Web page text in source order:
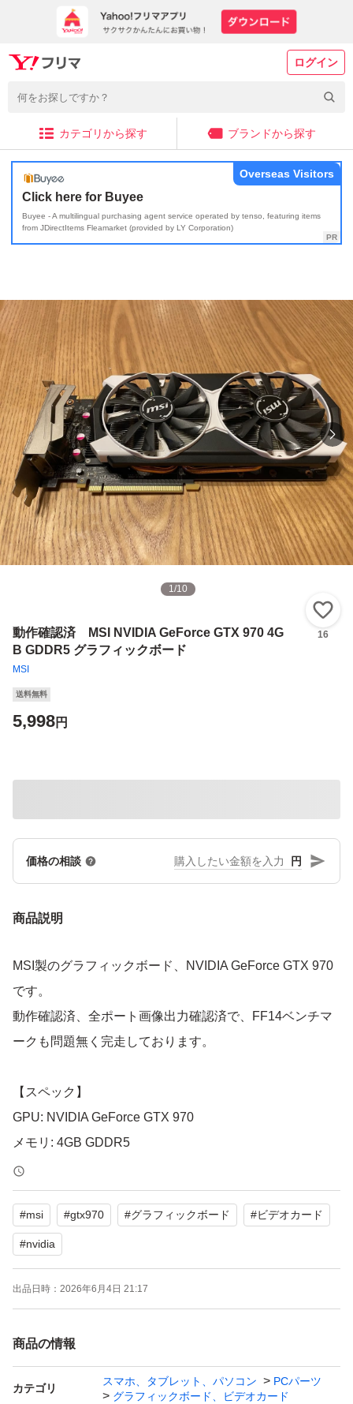
ログイン
カテゴリから探す ブランドから探す
Click here for Buyee
Buyee - A multilingual purchasing agent service operated by tenso, featuring items
from JDirectItems Fleamarket (provided by LY Corporation)
Overseas Visitors
1/10
動作確認済 MSI NVIDIA GeForce GTX 970 4G
B GDDR5 グラフィックボード
MSI
16
送料無料
5,998円
価格の相談 円
商品説明
MSI製のグラフィックボード、NVIDIA GeForce GTX 970
です。
動作確認済、全ポート画像出力確認済で、FF14ベンチマ
ークも問題無く完走しております。
【スペック】
GPU: NVIDIA GeForce GTX 970
メモリ: 4GB GDDR5
サブベンダー: MSI
中古品であるためご理解のある方に購入をお願い致しま
す。
よろしくお願いいたします。
#msi #gtx970 #グラフィックボード #ビデオカード
#nvidia
出品日時： 2026年6月4日 21:17
商品の情報
カテゴリ
スマホ、タブレット、パソコン
PCパーツ
グラフィックボード、ビデオカード